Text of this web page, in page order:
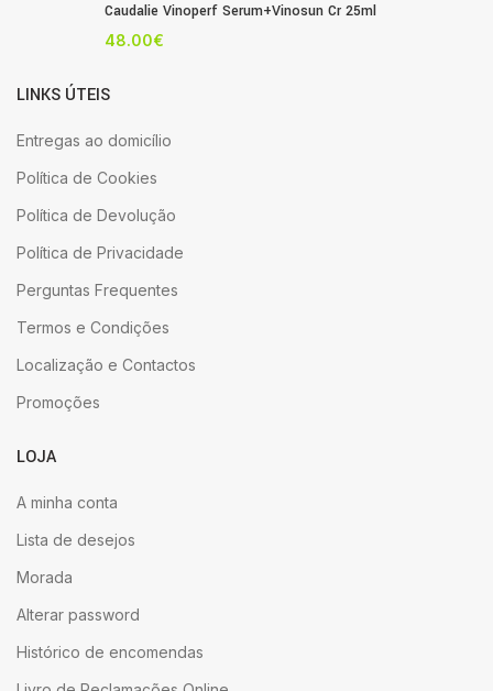
Caudalie Vinoperf Serum+Vinosun Cr 25ml
48.00€
LINKS ÚTEIS
Entregas ao domicílio
Política de Cookies
Política de Devolução
Política de Privacidade
Perguntas Frequentes
Termos e Condições
Localização e Contactos
Promoções
LOJA
A minha conta
Lista de desejos
Morada
Alterar password
Histórico de encomendas